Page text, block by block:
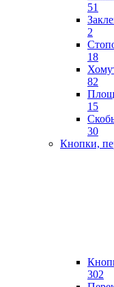
51
2
18
82
15
30
Кнопки,
302